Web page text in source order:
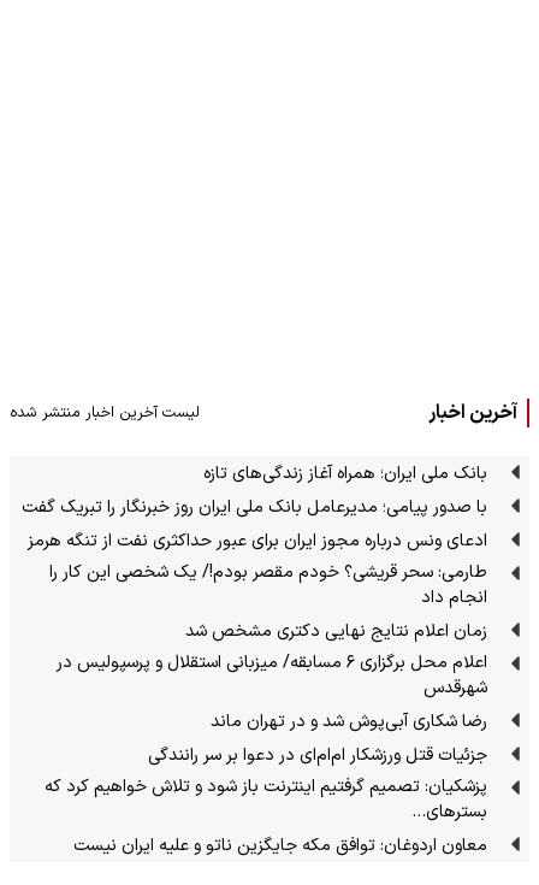
آخرین اخبار لیست آخرین اخبار منتشر شده
بانک ملی ایران؛ همراه آغاز زندگی‌های تازه
با صدور پیامی؛ مدیرعامل بانک ملی ایران روز خبرنگار را تبریک گفت
ادعای ونس درباره مجوز ایران برای عبور حداکثری نفت از تنگه هرمز
طارمی: سحر قریشی؟ خودم مقصر بودم!/ یک شخصی این کار را
انجام داد
زمان اعلام نتایج نهایی دکتری مشخص شد
اعلام محل برگزاری ۶ مسابقه/ میزبانی استقلال و پرسپولیس در
شهرقدس
رضا شکاری آبی‌پوش شد و در تهران ماند
جزئیات قتل ورزشکار ام‌ام‌ای در دعوا بر سر رانندگی
پزشکیان: تصمیم گرفتیم اینترنت باز شود و تلاش خواهیم کرد که
بسترهای…
معاون اردوغان: توافق مکه جایگزین ناتو و علیه ایران نیست